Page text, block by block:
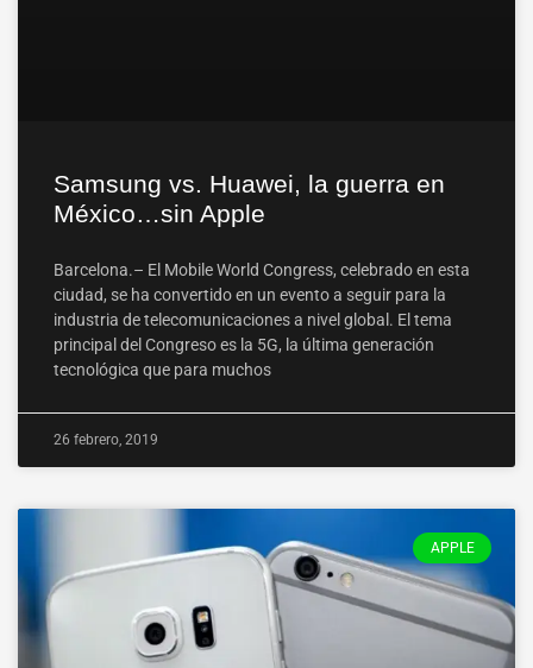
Samsung vs. Huawei, la guerra en
México…sin Apple
Barcelona.– El Mobile World Congress, celebrado en esta
ciudad, se ha convertido en un evento a seguir para la
industria de telecomunicaciones a nivel global. El tema
principal del Congreso es la 5G, la última generación
tecnológica que para muchos
26 febrero, 2019
APPLE